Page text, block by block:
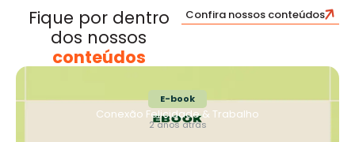
Fique por dentro
dos nossos
conteúdos
Confira nossos conteúdos
E-book
Conexão Felicidade & Trabalho
2 anos atrás